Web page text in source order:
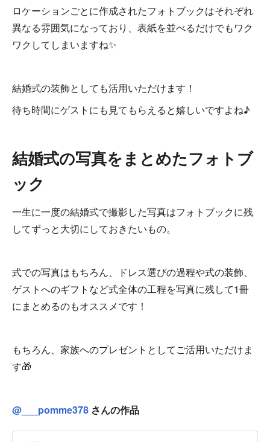
ロケーションごとに作成されたフォトブックはそれぞれ
異なる雰囲気になっており、表紙を並べるだけでもワク
ワクしてしまいますね✨
結婚式の装飾としても活用いただけます！
待ち時間にゲストにも見てもらえると嬉しいですよね♪
結婚式の写真をまとめたフォトブ
ック
一生に一度の結婚式で撮影した写真はフォトブックに残
してずっと大切にしておきたいもの。
式での写真はもちろん、ドレス選びの過程や式の装飾、
ゲストへのギフトなど式全体の工程を写真に残して1冊
にまとめるのもオススメです！
もちろん、家族へのプレゼントとしてご活用いただけま
す🎁
@___pomme378 さんの作品